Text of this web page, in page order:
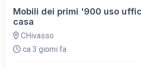
Mobili dei primi '900 uso
casa
CHivasso
ca 3 giorni fa